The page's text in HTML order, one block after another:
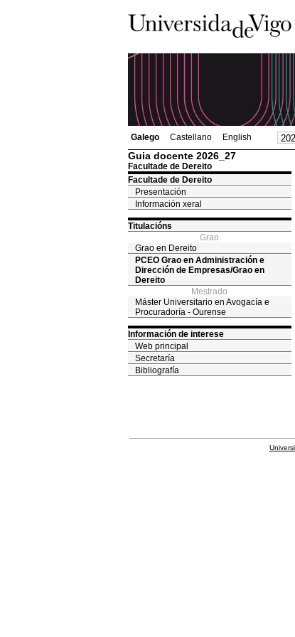
Galego Castellano English
Guia docente 2026_27
Facultade de Dereito
Facultade de Dereito
Presentación
Información xeral
Titulacións
Grao
Grao en Dereito
PCEO Grao en Administración e
Dirección de Empresas/Grao en
Dereito
Mestrado
Máster Universitario en Avogacía e
Procuradoría - Ourense
Información de interese
Web principal
Secretaría
Bibliografía